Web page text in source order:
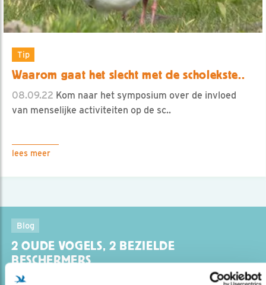
Tip
Waarom gaat het slecht met de scholekste..
08.09.22 Kom naar het symposium over de invloed
van menselijke activiteiten op de sc..
lees meer
Blog
2 OUDE VOGELS, 2 BEZIELDE
BESCHERMERS
22.08.22
Een nieuwe generatie jonge vogels, de